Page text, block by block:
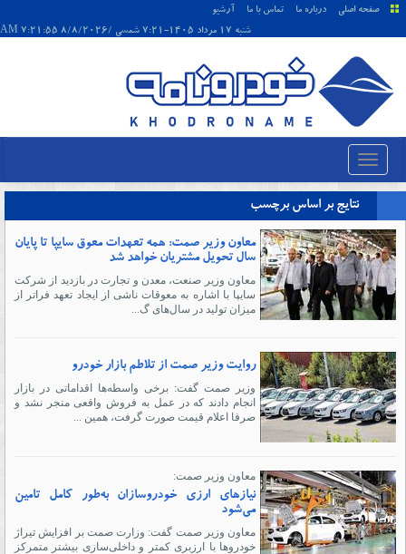
صفحه اصلی درباره ما تماس با ما
آرشیو
شنبه 17 مرداد 1405-7:21 شمسی /8/8/2026 7:21:55 AM
نتایج بر اساس برچسب
معاون وزیر صمت: همه تعهدات معوق سایپا تا پایان
سال تحویل مشتریان خواهد شد
معاون وزیر صنعت، معدن و تجارت در بازدید از شرکت
سایپا با اشاره به معوقات ناشی از ایجاد تعهد فراتر از
میزان تولید در سال‌های گ...
روایت وزیر صمت از تلاطم بازار خودرو
وزیر صمت گفت: برخی واسطه‌ها اقداماتی در بازار
انجام دادند که در عمل به فروش واقعی منجر نشد و
صرفا اعلام قیمت صورت گرفت، همین ...
معاون وزیر صمت:
نیاز‌های ارزی خودروسازان به‌طور کامل تامین
می‌شود
معاون وزیر صمت گفت: وزارت صمت بر افزایش تیراژ
خودرو‌ها با ارزبری کمتر و داخلی‌سازی بیشتر متمرکز